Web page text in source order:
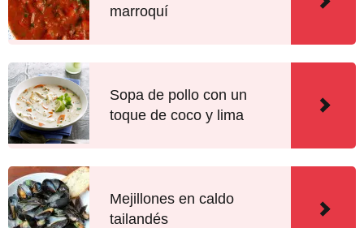
marroquí
Sopa de pollo con un
toque de coco y lima
Mejillones en caldo
tailandés